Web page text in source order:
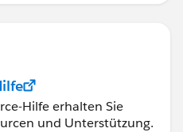
Hilfe erhalten Sie
und Unterstützung.